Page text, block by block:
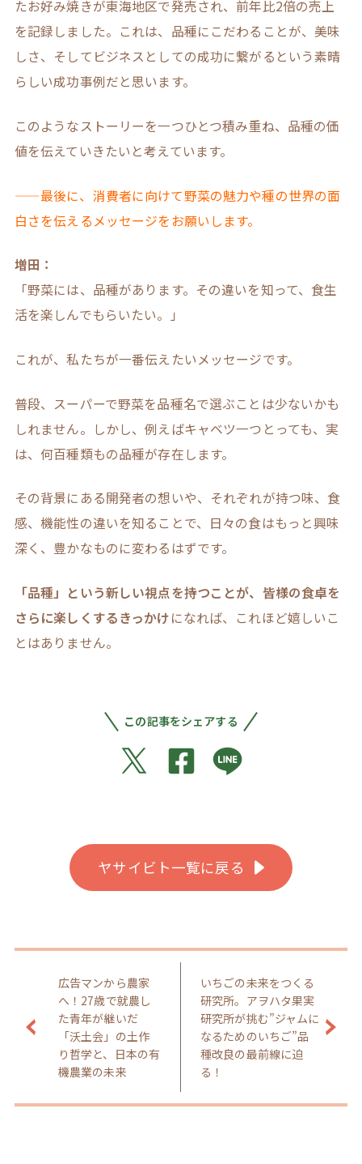
たお好み焼きが東海地区で発売され、前年比2倍の売上
を記録しました。これは、品種にこだわることが、美味
しさ、そしてビジネスとしての成功に繋がるという素晴
らしい成功事例だと思います。
このようなストーリーを一つひとつ積み重ね、品種の価
値を伝えていきたいと考えています。
——最後に、消費者に向けて野菜の魅力や種の世界の面
白さを伝えるメッセージをお願いします。
増田：
「野菜には、品種があります。その違いを知って、食生
活を楽しんでもらいたい。」
これが、私たちが一番伝えたいメッセージです。
普段、スーパーで野菜を品種名で選ぶことは少ないかも
しれません。しかし、例えばキャベツ一つとっても、実
は、何百種類もの品種が存在します。
その背景にある開発者の想いや、それぞれが持つ味、食
感、機能性の違いを知ることで、日々の食はもっと興味
深く、豊かなものに変わるはずです。
「品種」という新しい視点を持つことが、皆様の食卓を
さらに楽しくするきっかけになれば、これほど嬉しいこ
とはありません。
この記事をシェアする
ヤサイビト一覧に戻る
広告マンから農家
へ！27歳で就農し
た青年が継いだ
「沃土会」の土作
り哲学と、日本の有
機農業の未来
いちごの未来をつくる
研究所。アヲハタ果実
研究所が挑む”ジャムに
なるためのいちご”品
種改良の最前線に迫
る！